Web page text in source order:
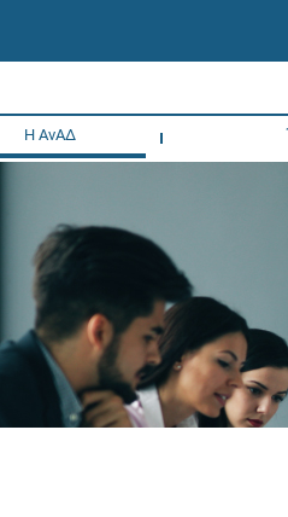
Η ΑνΑΔ